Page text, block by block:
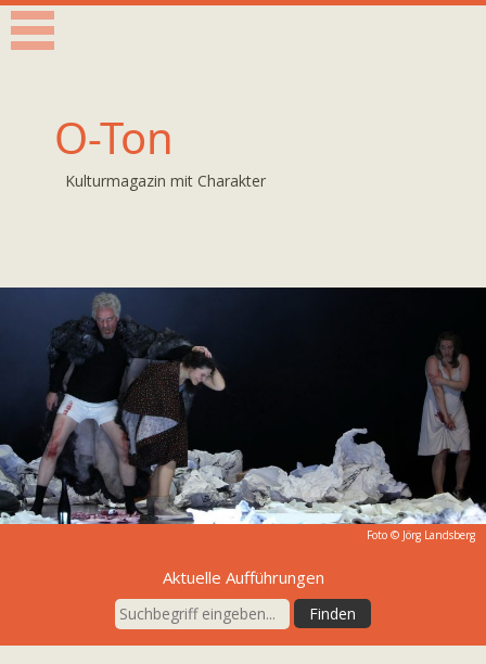
O-Ton
Kulturmagazin mit Charakter
Foto © Jörg Landsberg
Aktuelle Aufführungen